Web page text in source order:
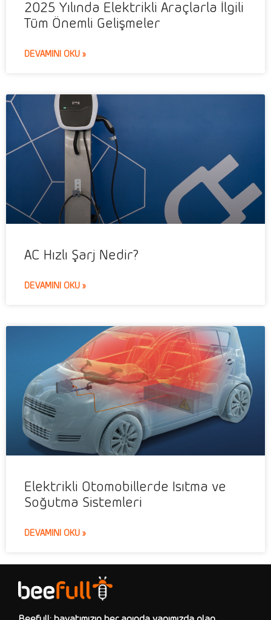
2025 Yılında Elektrikli Araçlarla İlgili
Tüm Önemli Gelişmeler
DEVAMINI OKU »
AC Hızlı Şarj Nedir?
DEVAMINI OKU »
Elektrikli Otomobillerde Isıtma ve
Soğutma Sistemleri
DEVAMINI OKU »